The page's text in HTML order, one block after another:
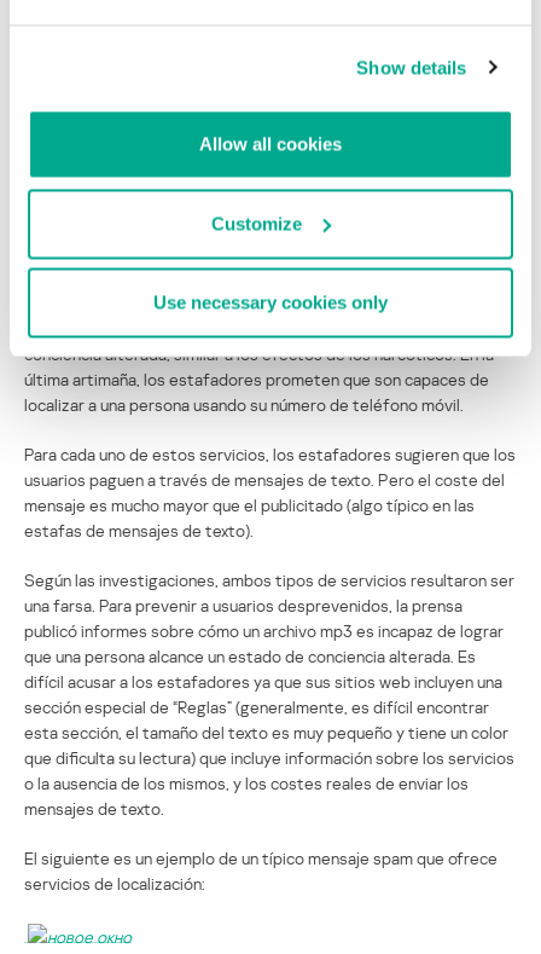
Show details
Allow all cookies
Customize
Use necessary cookies only
amenazaban con cerrar una cuenta, o bien ofrecían pornografía
generan temas increíbles.
“audionarcóticos”, y el de localizar a las personas a través de sus
teléfonos celulares.
Estos ardides logran atrapar a los usuarios ofreciéndoles un
archivo mp3 que supuestamente pone al usuario en un estado de
conciencia alterada, similar a los efectos de los narcóticos. En la
última artimaña, los estafadores prometen que son capaces de
localizar a una persona usando su número de teléfono móvil.
Para cada uno de estos servicios, los estafadores sugieren que los
usuarios paguen a través de mensajes de texto. Pero el coste del
mensaje es mucho mayor que el publicitado (algo típico en las
estafas de mensajes de texto).
Según las investigaciones, ambos tipos de servicios resultaron ser
una farsa. Para prevenir a usuarios desprevenidos, la prensa
publicó informes sobre cómo un archivo mp3 es incapaz de lograr
que una persona alcance un estado de conciencia alterada. Es
difícil acusar a los estafadores ya que sus sitios web incluyen una
sección especial de “Reglas” (generalmente, es difícil encontrar
esta sección, el tamaño del texto es muy pequeño y tiene un color
que dificulta su lectura) que incluye información sobre los servicios
o la ausencia de los mismos, y los costes reales de enviar los
mensajes de texto.
El siguiente es un ejemplo de un típico mensaje spam que ofrece
servicios de localización: